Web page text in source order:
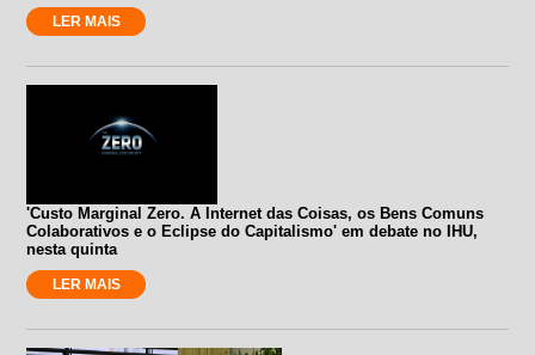
LER MAIS
'Custo Marginal Zero. A Internet das Coisas, os Bens Comuns
Colaborativos e o Eclipse do Capitalismo' em debate no IHU,
nesta quinta
LER MAIS